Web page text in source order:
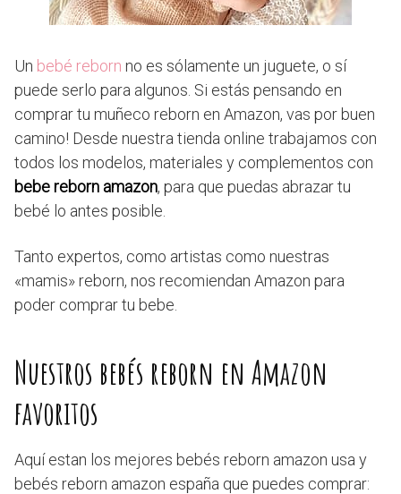
Un bebé reborn no es sólamente un juguete, o sí
puede serlo para algunos. Si estás pensando en
comprar tu muñeco reborn en Amazon, vas por buen
camino! Desde nuestra tienda online trabajamos con
todos los modelos, materiales y complementos con
bebe reborn amazon, para que puedas abrazar tu
bebé lo antes posible.
Tanto expertos, como artistas como nuestras
«mamis» reborn, nos recomiendan Amazon para
poder comprar tu bebe.
Nuestros bebés reborn en Amazon
favoritos
Aquí estan los mejores bebés reborn amazon usa y
bebés reborn amazon españa que puedes comprar: